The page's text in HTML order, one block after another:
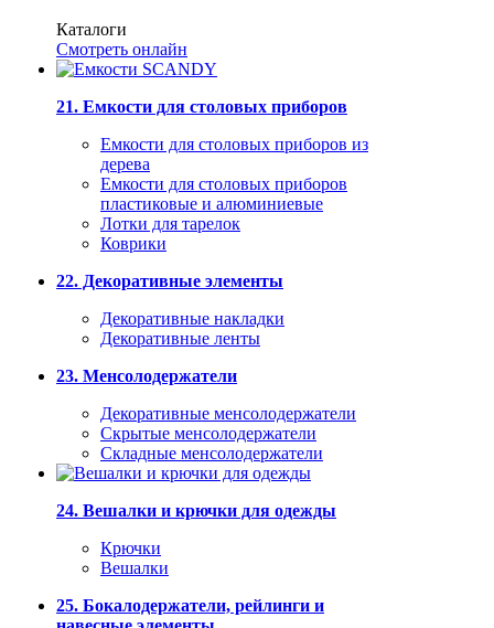
Каталоги
Смотреть онлайн
21. Емкости для столовых приборов
Емкости для столовых приборов из
дерева
Емкости для столовых приборов
пластиковые и алюминиевые
Лотки для тарелок
Коврики
22. Декоративные элементы
Декоративные накладки
Декоративные ленты
23. Менсолодержатели
Декоративные менсолодержатели
Скрытые менсолодержатели
Складные менсолодержатели
24. Вешалки и крючки для одежды
Крючки
Вешалки
25. Бокалодержатели, рейлинги и